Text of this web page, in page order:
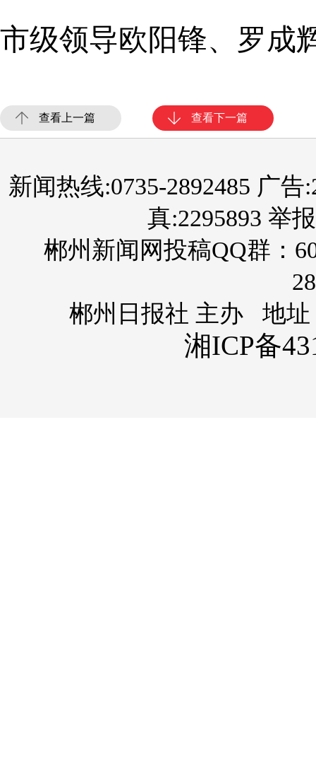
市级领导欧阳锋、罗成
查看上一篇 查看下一篇
新闻热线:0735-2892485 广告
真:2295893 举
郴州新闻网投稿QQ群：
郴州日报社 主办 地址
湘ICP备